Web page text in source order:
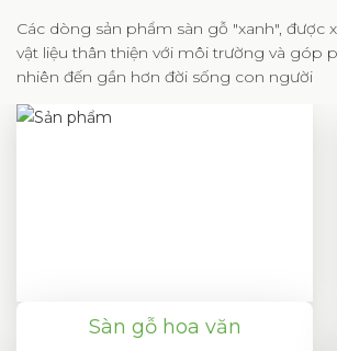
Các dòng sản phẩm sàn gỗ "xanh", được
vật liệu thân thiện với môi trường và góp
nhiên đến gần hơn đời sống con người
Sàn gỗ hoa văn